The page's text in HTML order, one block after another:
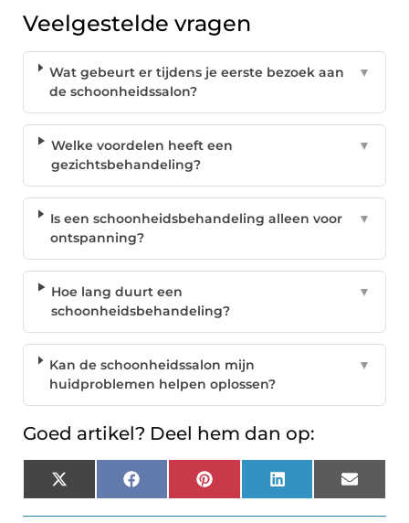
Veelgestelde vragen
Wat gebeurt er tijdens je eerste bezoek aan
de schoonheidssalon?
▼
Welke voordelen heeft een
gezichtsbehandeling?
▼
Is een schoonheidsbehandeling alleen voor
ontspanning?
▼
Hoe lang duurt een
schoonheidsbehandeling?
▼
Kan de schoonheidssalon mijn
huidproblemen helpen oplossen?
▼
Goed artikel? Deel hem dan op:
X
(Twitter)
Facebook Pinterest LinkedIn Email